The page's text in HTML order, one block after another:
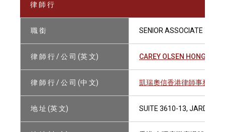
律 師 行
職 銜 SENIOR ASSOCIATE
律 師 行 / 公 司 (英 文) CAREY OLSEN HONG
律 師 行 / 公 司 (中 文) 凱瑞奧信香港律師事務所
地 址 (英 文) SUITE 3610-13, JARDINE